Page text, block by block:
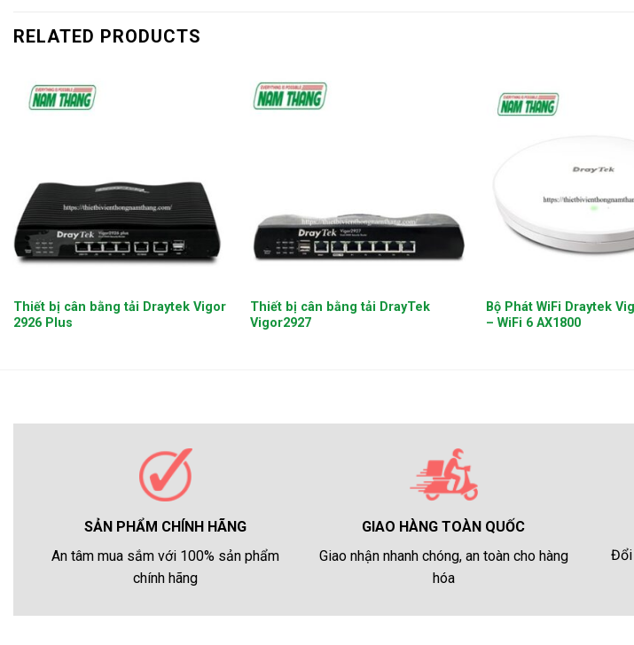
RELATED PRODUCTS
+
Thiết bị cân bằng tải Draytek Vigor
2926 Plus
Thiết bị cân bằng tải DrayTek
Vigor2927
Bộ Phát WiFi Draytek
– WiFi 6 AX1800
SẢN PHẨM CHÍNH HÃNG
An tâm mua sắm với 100% sản phẩm
chính hãng
GIAO HÀNG TOÀN QUỐC
Giao nhận nhanh chóng, an toàn cho hàng
hóa
Đổi